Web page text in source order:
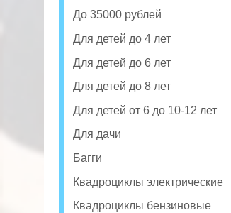
До 35000 рублей
Для детей до 4 лет
Для детей до 6 лет
Для детей до 8 лет
Для детей от 6 до 10-12 лет
Для дачи
Багги
Квадроциклы электрические
Квадроциклы бензиновые